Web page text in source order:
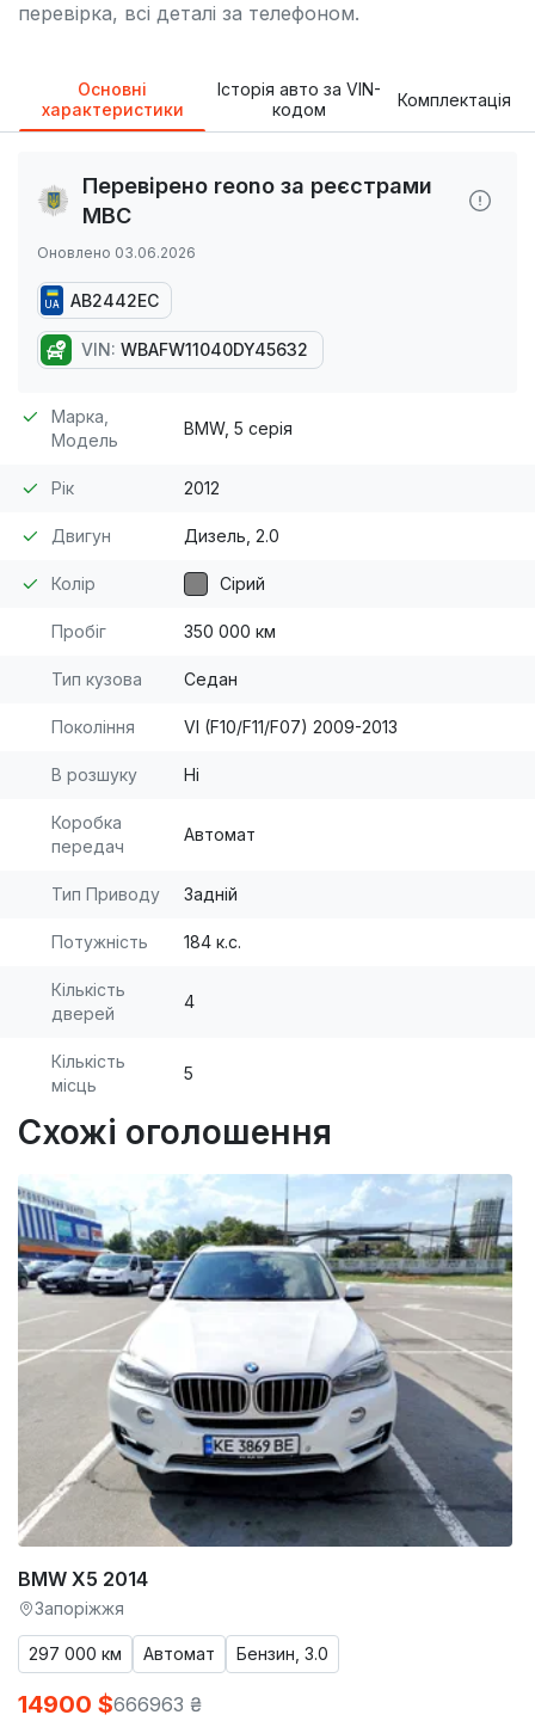
перевірка, всі деталі за телефоном.
Основні
характеристики
Історія авто за VIN-
кодом
Комплектація
Перевірено reono за реєстрами
МВС
Оновлено 03.06.2026
UA AB2442EC
VIN: WBAFW11040DY45632
Марка,
Модель
BMW, 5 серія
Рік 2012
Двигун Дизель, 2.0
Колір Сірий
Пробіг 350 000 км
Тип кузова Седан
Покоління VI (F10/F11/F07) 2009-2013
В розшуку Ні
Коробка
передач
Автомат
Тип Приводу Задній
Потужність 184 к.с.
Кількість
дверей
4
Кількість
місць
5
Схожі оголошення
BMW X5 2014
Запоріжжя
297 000 км Автомат Бензин, 3.0
14900 $666963 ₴